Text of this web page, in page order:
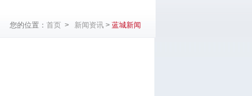
您的位置： 首页> 新闻资讯 > 蓝城新闻